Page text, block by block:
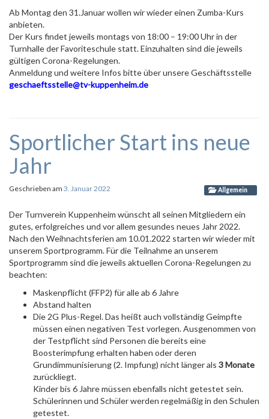
Ab Montag den 31.Januar wollen wir wieder einen Zumba-Kurs
anbieten.
Der Kurs findet jeweils montags von 18:00 – 19:00 Uhr in der
Turnhalle der Favoriteschule statt. Einzuhalten sind die jeweils
gültigen Corona-Regelungen.
Anmeldung und weitere Infos bitte über unsere Geschäftsstelle
geschaeftsstelle@tv-kuppenheim.de
Sportlicher Start ins neue
Jahr
Geschrieben am 3. Januar 2022 Allgemein
Der Turnverein Kuppenheim wünscht all seinen Mitgliedern ein
gutes, erfolgreiches und vor allem gesundes neues Jahr 2022.
Nach den Weihnachtsferien am 10.01.2022 starten wir wieder mit
unserem Sportprogramm. Für die Teilnahme an unserem
Sportprogramm sind die jeweils aktuellen Corona-Regelungen zu
beachten:
Maskenpflicht (FFP2) für alle ab 6 Jahre
Abstand halten
Die 2G Plus-Regel. Das heißt auch vollständig Geimpfte
müssen einen negativen Test vorlegen. Ausgenommen von
der Testpflicht sind Personen die bereits eine
Boosterimpfung erhalten haben oder deren
Grundimmunisierung (2. Impfung) nicht länger als 3 Monate
zurückliegt.
Kinder bis 6 Jahre müssen ebenfalls nicht getestet sein.
Schülerinnen und Schüler werden regelmäßig in den Schulen
getestet.